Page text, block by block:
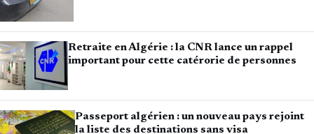
Retraite en Algérie : la CNR lance un rappel
important pour cette catérorie de personnes
Passeport algérien : un nouveau pays rejoint
la liste des destinations sans visa